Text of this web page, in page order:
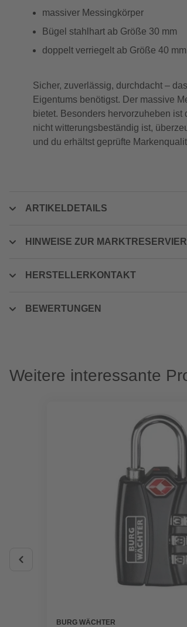
massiver Messingkörper
Bügel stahlhart ab Größe 30 mm
doppelt verriegelt ab Größe 40 mm
Sicher, zuverlässig, durchdacht –
Eigentums benötigst. Der massive
bietet. Besonders hervorzuheben
nicht witterungsbeständig ist,
und du erhältst geprüfte
ARTIKELDETAILS
HINWEISE ZUR
HERSTELLERKONTAKT
BEWERTUNGEN
Weitere interessante
BURG WÄCHTER